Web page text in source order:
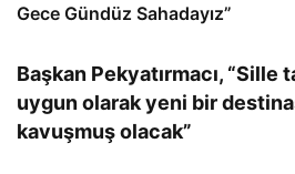
Gece Gündüz Sahadayız”
Başkan Pekyatırmacı, “Sille
uygun olarak yeni bir
kavuşmuş olacak”